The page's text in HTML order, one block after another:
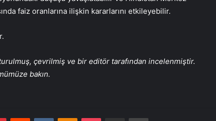
faiz oranlarına ilişkin kararlarını etkileyebilir.
çevrilmiş ve bir editör tarafından incelenmiştir.
bakın.
PinterestReddit VKontakteOdnoklassniki
Pocket E-Posta ile paylaş Yazdır